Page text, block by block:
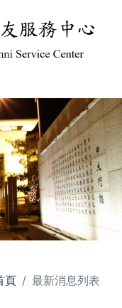
頁 最新消息列表